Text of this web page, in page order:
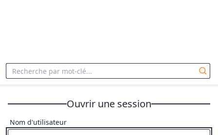
Ouvrir une session
Nom d'utilisateur